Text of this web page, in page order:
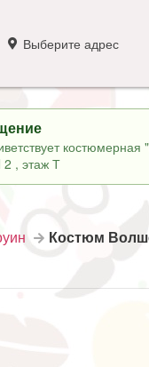
Выберите адрес
, этаж Т
Костюм